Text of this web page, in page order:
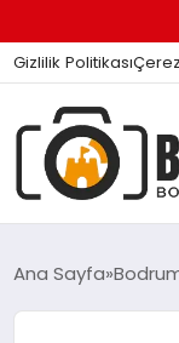
Gizlilik Politikası
Ana Sayfa